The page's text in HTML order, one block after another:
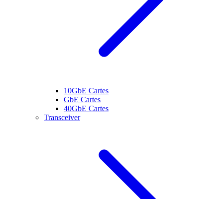
10GbE Cartes
GbE Cartes
40GbE Cartes
Transceiver